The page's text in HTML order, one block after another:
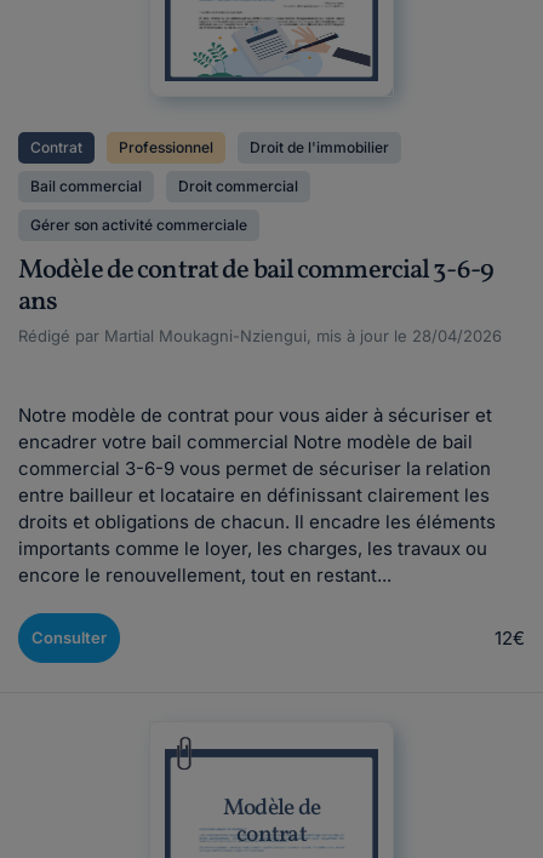
Contrat Professionnel Droit de l'immobilier
Bail commercial Droit commercial
Gérer son activité commerciale
Modèle de contrat de bail commercial 3-6-9
ans
Rédigé par Martial Moukagni-Nziengui, mis à jour le 28/04/2026
Notre modèle de contrat pour vous aider à sécuriser et
encadrer votre bail commercial Notre modèle de bail
commercial 3-6-9 vous permet de sécuriser la relation
entre bailleur et locataire en définissant clairement les
droits et obligations de chacun. Il encadre les éléments
importants comme le loyer, les charges, les travaux ou
encore le renouvellement, tout en restant...
Consulter 12€
Modèle de
contrat